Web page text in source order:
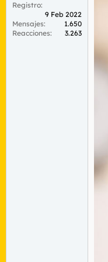
Registro
9 Feb 2022
Mensajes
1.650
Reacciones
3.263